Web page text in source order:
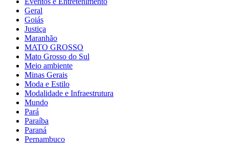
Geral
Goiás
Justiça
Maranhão
MATO GROSSO
Mato Grosso do Sul
Meio ambiente
Minas Gerais
Moda e Estilo
Modalidade e Infraestrutura
Mundo
Pará
Paraíba
Paraná
Pernambuco